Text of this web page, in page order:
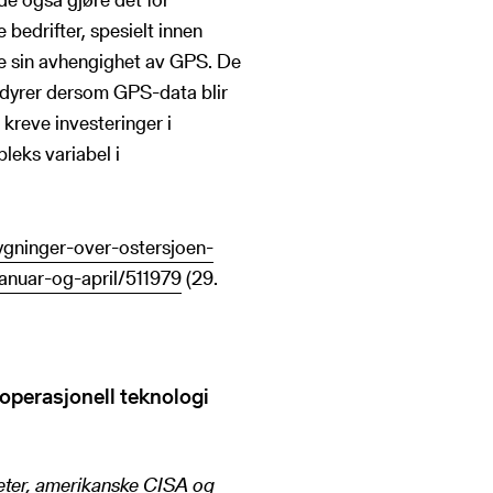
bedrifter, spesielt innen
avhengighet av GPS. De
dersom GPS-data blir
investeringer i
variabel i
over-ostersjoen-
og-april/511979(29.
teknologi
amerikanske CISA og